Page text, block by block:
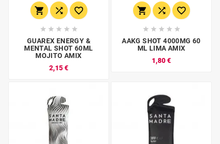
  
    
GUAREX ENERGY &
MENTAL SHOT 60ML
MOJITO AMIX
2,15 €
  
    
AAKG SHOT 4000MG 60
ML LIMA AMIX
1,80 €